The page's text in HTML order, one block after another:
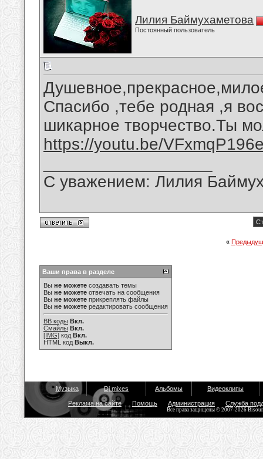
Лилия Баймухаметова
Постоянный пользователь
Спасибо ,тебе родная ,я
шикарное творчество.Ты
https://youtu.be/
С уважением: Лилия
«
Ваши права в разделе
Вы не можете создавать темы
Вы не можете отвечать на сообщения
Вы не можете прикреплять файлы
Вы не можете редактировать сообщения
BB коды Вкл.
Смайлы Вкл.
[IMG] код Вкл.
HTML код Выкл.
Музыка Dj mixes Альбомы Видеоклипы
Реклама на сайте Помощь Администрация Служба
Все права защищены © 2007-2026